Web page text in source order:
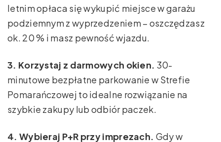
letnim opłaca się wykupić miejsce w garażu
podziemnym z wyprzedzeniem – oszczędzasz
ok. 20 % i masz pewność wjazdu.
3. Korzystaj z darmowych okien. 30-
minutowe bezpłatne parkowanie w Strefie
Pomarańczowej to idealne rozwiązanie na
szybkie zakupy lub odbiór paczek.
4. Wybieraj P+R przy imprezach. Gdy w